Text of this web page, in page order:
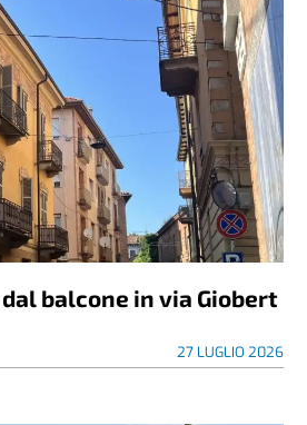
balcone in via Giobert
27 LUGLIO 2026